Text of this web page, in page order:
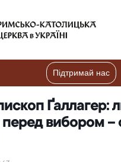
Підтримай нас
Ґаллагер:
перед вибором –